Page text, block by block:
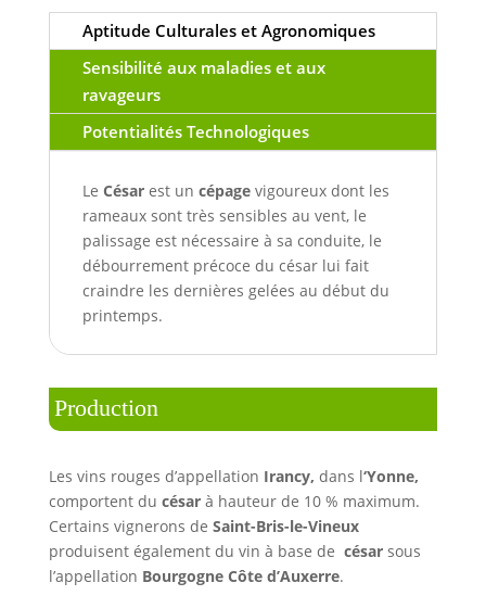
Aptitude Culturales et Agronomiques
Sensibilité aux maladies et aux
ravageurs
Potentialités Technologiques
Le Césarest un cépagevigoureux dont les
rameaux sont très sensibles au vent, le
palissage est nécessaire à sa conduite, le
débourrement précoce du césar lui fait
craindre les dernières gelées au début du
printemps.
Production
Les vins rouges d’appellation Irancy, dans l‘Yonne,
comportent du césar à hauteur de 10 % maximum.
Certains vignerons de Saint-Bris-le-Vineux
produisent également du vin à base de césarsous
l’appellation Bourgogne Côte d’Auxerre.